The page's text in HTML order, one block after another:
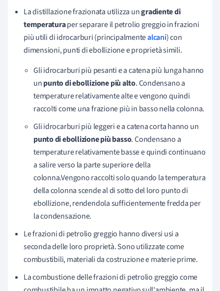
La distillazione frazionata utilizza ungradiente di
temperaturaper separare il petrolio greggio in frazioni
più utili di idrocarburi (principalmentealcani) con
dimensioni, punti di ebollizione e proprietà simili.
Gli idrocarburi più pesanti e a catena più lunga hanno
unpunto di ebollizione più alto. Condensano a
temperature relativamente alte e vengono quindi
raccolti come una frazione più in basso nella colonna.
Gli idrocarburi più leggeri e a catena corta hanno un
punto di ebollizione più basso. Condensano a
temperature relativamente basse e quindi continuano
a salire verso la parte superiore della
colonna.Vengono raccolti solo quando la temperatura
della colonna scende al di sotto del loro punto di
ebollizione, rendendola sufficientemente fredda per
la condensazione.
Le frazioni di petrolio greggio hanno diversi usi a
seconda delle loro proprietà. Sono utilizzate come
combustibili, materiali da costruzione e materie prime.
La combustione delle frazioni di petrolio greggio come